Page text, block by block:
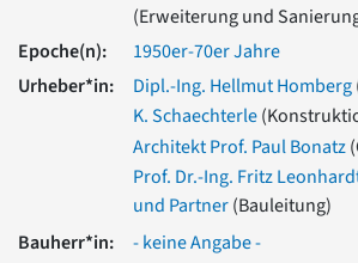
Vorromanik
Römische Antike
Über baukunst-nrw
Fachbeirat
Freunde & Förderer
Impressum
(Erweiterung und
Epoche(n):
1950er-70er Jahre
Urheber*in:
Dipl.-Ing. Hellmut Homberg
K. Schaechterle
Architekt Prof. Paul Bonatz
Prof. Dr.-Ing. Fritz
und Partner(Bauleitung)
Bauherr*in:
- keine Angabe -